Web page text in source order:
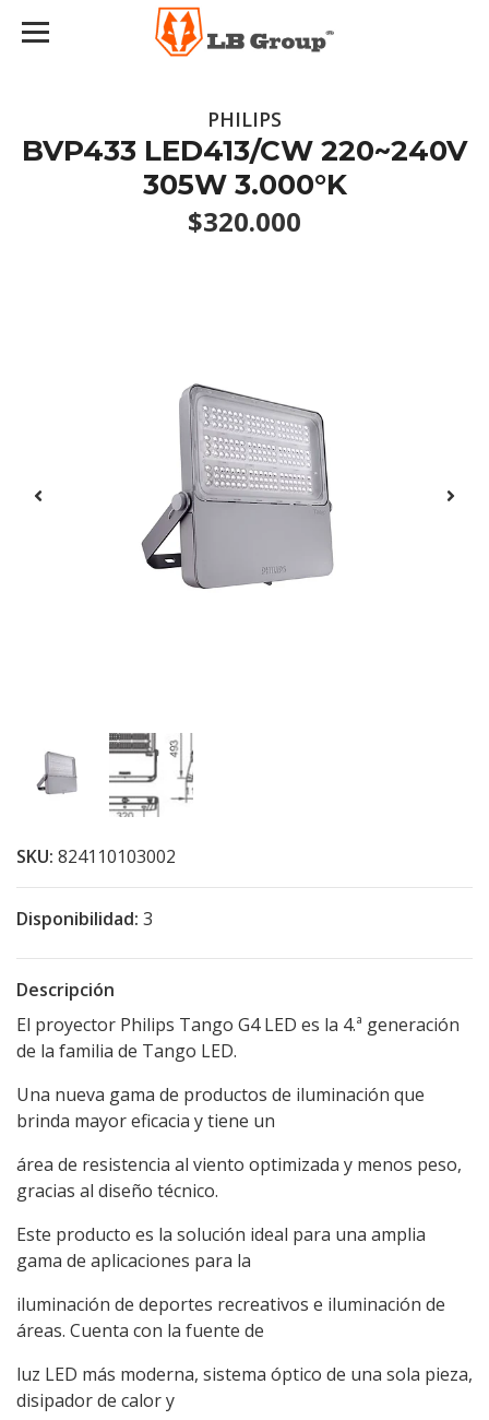
PHILIPS
BVP433 LED413/CW 220~240V
305W 3.000°K
$320.000
SKU: 824110103002
Disponibilidad: 3
Descripción
El proyector Philips Tango G4 LED es la 4.ª generación
de la familia de Tango LED.
Una nueva gama de productos de iluminación que
brinda mayor eficacia y tiene un
área de resistencia al viento optimizada y menos peso,
gracias al diseño técnico.
Este producto es la solución ideal para una amplia
gama de aplicaciones para la
iluminación de deportes recreativos e iluminación de
áreas. Cuenta con la fuente de
luz LED más moderna, sistema óptico de una sola pieza,
disipador de calor y